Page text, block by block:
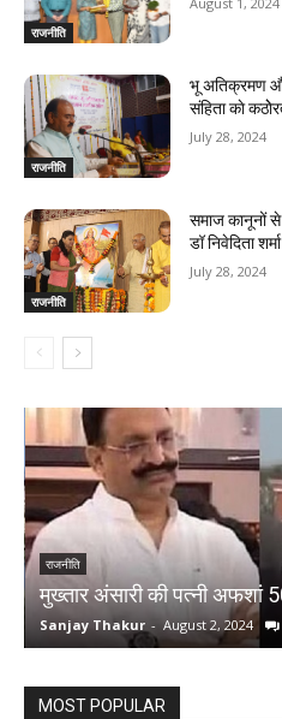
राजनीति
राजनीति
भू अतिक्रमण
संहिता काे
July 28, 2024
राजनीति
समाज कानूनों
डॉ निवेदिता शर्मा
July 28, 2024
राजनीति
मुख्तार अंसारी की पत्नी अफशां
Sanjay Thakur - August 2, 2024
MOST POPULAR